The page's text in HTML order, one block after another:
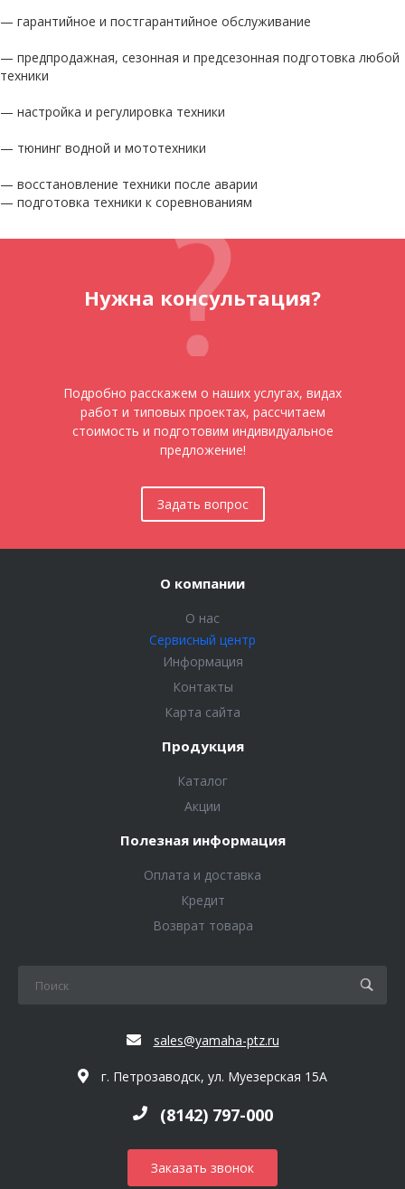
— гарантийное и постгарантийное обслуживание
— предпродажная, сезонная и предсезонная подготовка любой
техники
— настройка и регулировка техники
— тюнинг водной и мототехники
— восстановление техники после аварии
— подготовка техники к соревнованиям
Нужна консультация?
Подробно расскажем о наших услугах, видах
работ и типовых проектах, рассчитаем
стоимость и подготовим индивидуальное
предложение!
Задать вопрос
О компании
О нас
Сервисный центр
Информация
Контакты
Карта сайта
Продукция
Каталог
Акции
Полезная информация
Оплата и доставка
Кредит
Возврат товара
sales@yamaha-ptz.ru
г. Петрозаводск, ул. Муезерская 15А
(8142) 797-000
Заказать звонок